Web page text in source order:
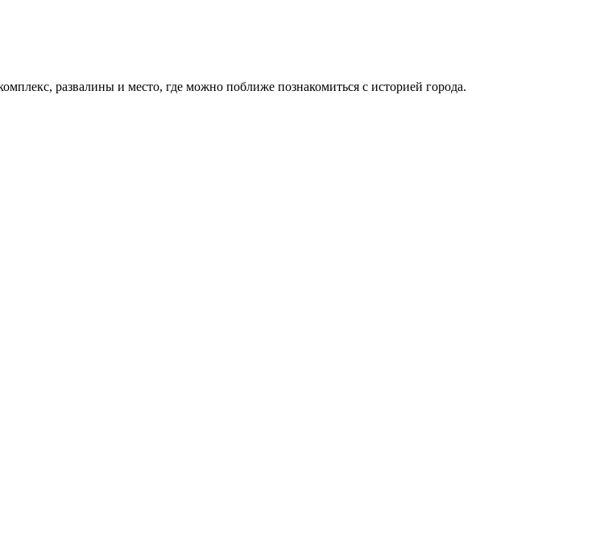
развалины и место, где можно поближе познакомиться с историей города.